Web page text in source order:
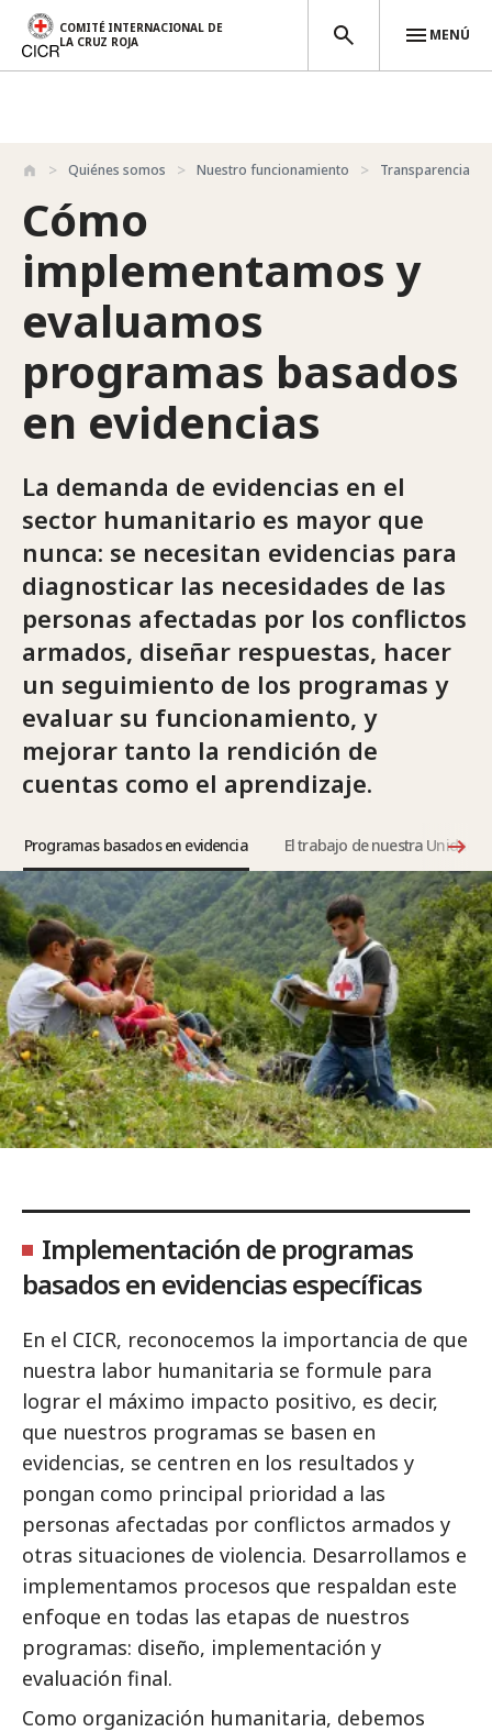
Pasar al contenido principal
COMITÉ INTERNACIONAL DE
LA CRUZ ROJA
MENÚ
Quiénes somos Nuestro funcionamiento Transparencia y
Cómo
implementamos y
evaluamos
programas basados
en evidencias
La demanda de evidencias en el
sector humanitario es mayor que
nunca: se necesitan evidencias para
diagnosticar las necesidades de las
personas afectadas por los conflictos
armados, diseñar respuestas, hacer
un seguimiento de los programas y
evaluar su funcionamiento, y
mejorar tanto la rendición de
cuentas como el aprendizaje.
Programas basados en evidencia El trabajo de nuestra Unidad
Implementación de programas
basados en evidencias específicas
En el CICR, reconocemos la importancia de que
nuestra labor humanitaria se formule para
lograr el máximo impacto positivo, es decir,
que nuestros programas se basen en
evidencias, se centren en los resultados y
pongan como principal prioridad a las
personas afectadas por conflictos armados y
otras situaciones de violencia. Desarrollamos e
implementamos procesos que respaldan este
enfoque en todas las etapas de nuestros
programas: diseño, implementación y
evaluación final.
Como organización humanitaria, debemos